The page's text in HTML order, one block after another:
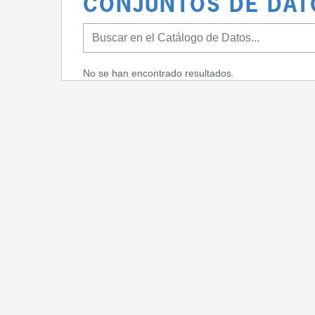
CONJUNTOS DE
No se han encontrado resultados.